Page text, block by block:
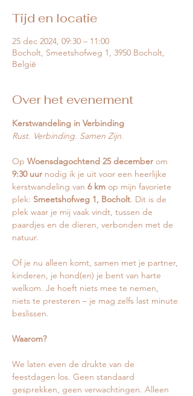
Tijd en locatie
25 dec 2024, 09:30 – 11:00
Bocholt, Smeetshofweg 1, 3950 Bocholt,
België
Over het evenement
Kerstwandeling in Verbinding
Rust. Verbinding. Samen Zijn.
Op Woensdagochtend 25 december om
9:30 uur nodig ik je uit voor een heerlijke
kerstwandeling van 6 km op mijn favoriete
plek: Smeetshofweg 1, Bocholt. Dit is de
plek waar je mij vaak vindt, tussen de
paardjes en de dieren, verbonden met de
natuur.
Of je nu alleen komt, samen met je partner,
kinderen, je hond(en) je bent van harte
welkom. Je hoeft niets mee te nemen,
niets te presteren – je mag zelfs last minute
beslissen.
Waarom?
We laten even de drukte van de
feestdagen los. Geen standaard
gesprekken, geen verwachtingen. Alleen